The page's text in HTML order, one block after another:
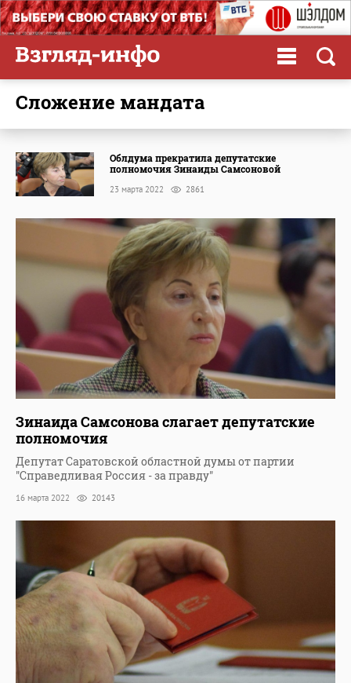
сложение мандата
Облдума прекратила депутатские
полномочия Зинаиды Самсоновой
23 марта 2022 2861
Зинаида Самсонова слагает депутатские
полномочия
Депутат Саратовской областной думы от партии
"Справедливая Россия - за правду"
16 марта 2022 20143